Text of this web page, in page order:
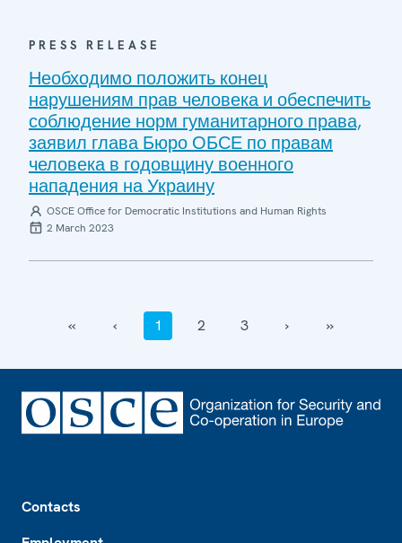
PRESS RELEASE
Необходимо положить конец
нарушениям прав человека и обеспечить
соблюдение норм гуманитарного права,
заявил глава Бюро ОБСЕ по правам
человека в годовщину военного
нападения на Украину
OSCE Office for Democratic Institutions and Human Rights
2 March 2023
‹‹ ‹ 1 2 3 › ››
Contacts